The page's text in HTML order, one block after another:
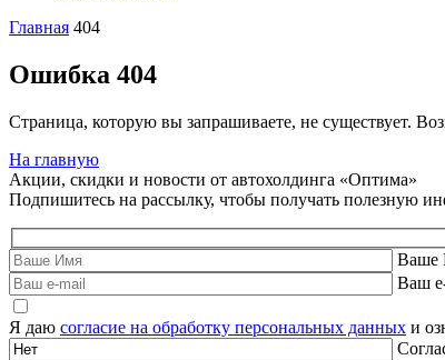
Главная 404
Ошибка 404
Страница, которую вы запрашиваете, не существует.
На главную
Акции, скидки и новости от автохолдинга «Оптима»
Подпишитесь на рассылку, чтобы получать полезную
Ваше
Ваш
Я даю согласие на обработку персональных данных и